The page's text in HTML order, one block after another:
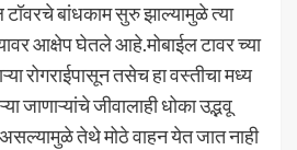
टॉवरचे बांधकाम सुरु झाल्यामुळे त्या
आक्षेप घेतले आहे.मोबाईल टावर च्या
रोगराईपासून तसेच हा वस्तीचा मध्य
जाणाऱ्यांचे जीवालाही धोका उद्भवू
तेथे मोठे वाहन येत जात नाही